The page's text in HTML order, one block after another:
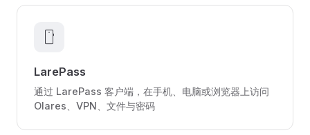
smartphone
LarePass
通过 LarePass 客户端，在手机、电脑或浏览器上访问
Olares、VPN、文件与密码